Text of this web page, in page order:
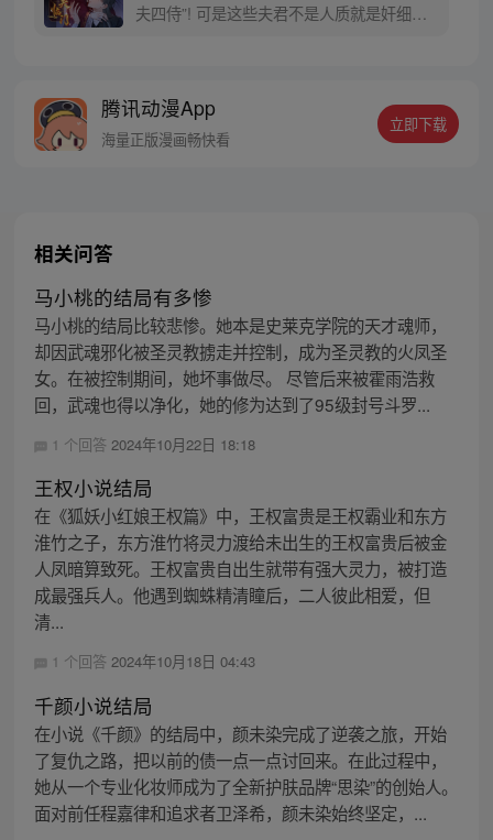
夫四侍”! 可是这些夫君不是人质就是奸细，
紧， 要那么多男人来干啥？
腾讯动漫App
海量正版漫画畅快看
立即下载
相关问答
马小桃的结局有多惨
马小桃的结局比较悲惨。她本是史莱克学院的天才魂师，
却因武魂邪化被圣灵教掳走并控制，成为圣灵教的火凤圣
女。在被控制期间，她坏事做尽。 尽管后来被霍雨浩救
回，武魂也得以净化，她的修为达到了95级封号斗罗...
1 个回答 2024年10月22日 18:18
王权小说结局
在《狐妖小红娘王权篇》中，王权富贵是王权霸业和东方
淮竹之子，东方淮竹将灵力渡给未出生的王权富贵后被金
人凤暗算致死。王权富贵自出生就带有强大灵力，被打造
成最强兵人。他遇到蜘蛛精清瞳后，二人彼此相爱，但
清...
1 个回答 2024年10月18日 04:43
千颜小说结局
在小说《千颜》的结局中，颜未染完成了逆袭之旅，开始
了复仇之路，把以前的债一点一点讨回来。在此过程中，
她从一个专业化妆师成为了全新护肤品牌“思染”的创始人。
面对前任程嘉律和追求者卫泽希，颜未染始终坚定，...